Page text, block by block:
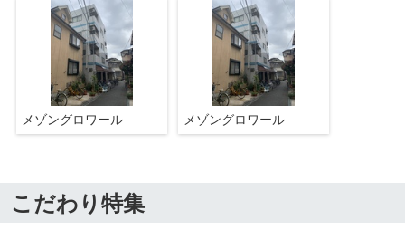
メゾングロワール メゾングロワール
こだわり特集